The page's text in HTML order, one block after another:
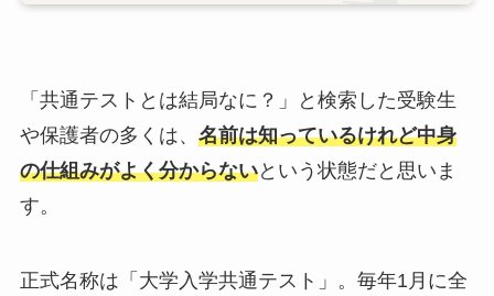
「共通テストとは結局なに？」と検索した受験生
や保護者の多くは、 名前は知っているけれど中身
の仕組みがよく分からないという状態だと思いま
す。
正式名称は「大学入学共通テスト」。毎年1月に全